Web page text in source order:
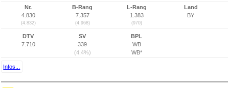
Nr.
4.830
(4.832)
B-Rang
7.357
(4.968)
L-Rang
1.383
(970)
Land
BY
DTV
7.710
SV
339
(4,4%)
BPL
WB
WB*
Infos...